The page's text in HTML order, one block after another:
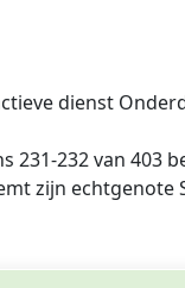
dienst
231-232 van
zijn echtgenote